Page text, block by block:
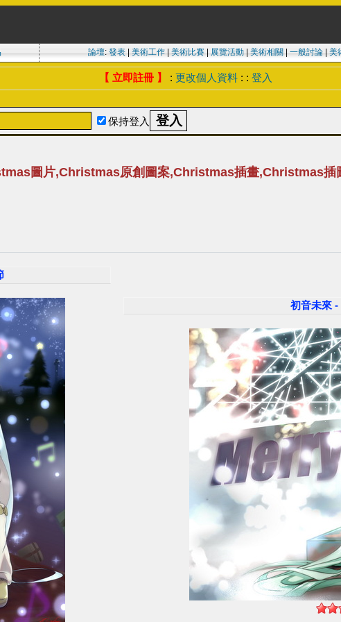
論壇: 發表| 美術工作| 美術比賽| 展覽活動| 美術相關 一般討論| 美
【 立即註冊 】 : 更改個人資料 : : 登入
保持登入
圖片,Christmas原創圖案,Christmas插畫,Christmas插
初音未來